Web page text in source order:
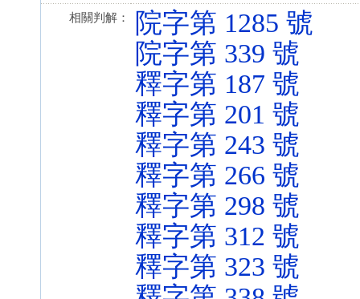
相關判解：
院字第 1285 號
院字第 339 號
釋字第 187 號
釋字第 201 號
釋字第 243 號
釋字第 266 號
釋字第 298 號
釋字第 312 號
釋字第 323 號